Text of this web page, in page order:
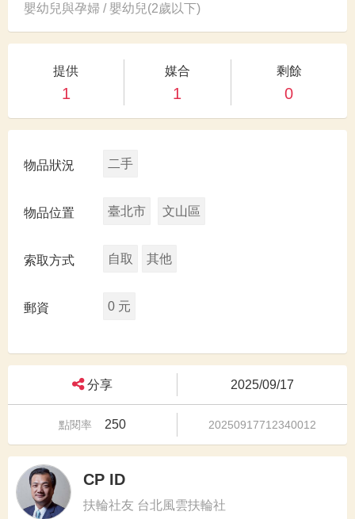
嬰幼兒與孕婦 / 嬰幼兒(2歲以下)
提供
1
媒合
1
剩餘
0
物品狀況 二手
物品位置 臺北市 文山區
索取方式 自取 其他
郵資 0 元
分享 2025/09/17
點閱率 250 20250917712340012
CP ID
扶輪社友 台北風雲扶輪社